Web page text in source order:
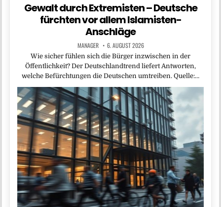
Gewalt durch Extremisten – Deutsche
fürchten vor allem Islamisten-
Anschläge
MANAGER 6. AUGUST 2026
Wie sicher fühlen sich die Bürger inzwischen in der
Öffentlichkeit? Der Deutschlandtrend liefert Antworten,
welche Befürchtungen die Deutschen umtreiben. Quelle:…